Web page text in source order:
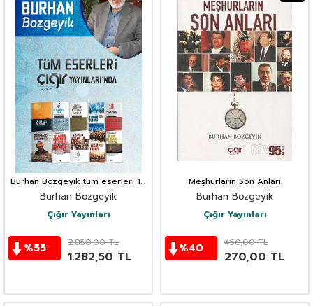
Burhan Bozgeyik tüm eserleri 10
kitap
Burhan Bozgeyik
Çığır Yayınları
%55 2.850,00TL
1.282,50 TL
Meşhurların Son Anları
Burhan Bozgeyik
Çığır Yayınları
%40 450,00TL
270,00 TL